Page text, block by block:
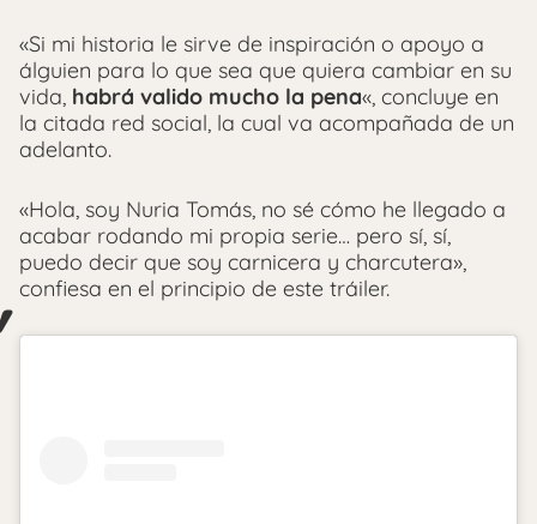
«Si mi historia le sirve de inspiración o apoyo a
álguien para lo que sea que quiera cambiar en su
vida, habrá valido mucho la pena«, concluye en
la citada red social, la cual va acompañada de un
adelanto.
«Hola, soy Nuria Tomás, no sé cómo he llegado a
acabar rodando mi propia serie… pero sí, sí,
puedo decir que soy carnicera y charcutera»,
confiesa en el principio de este tráiler.